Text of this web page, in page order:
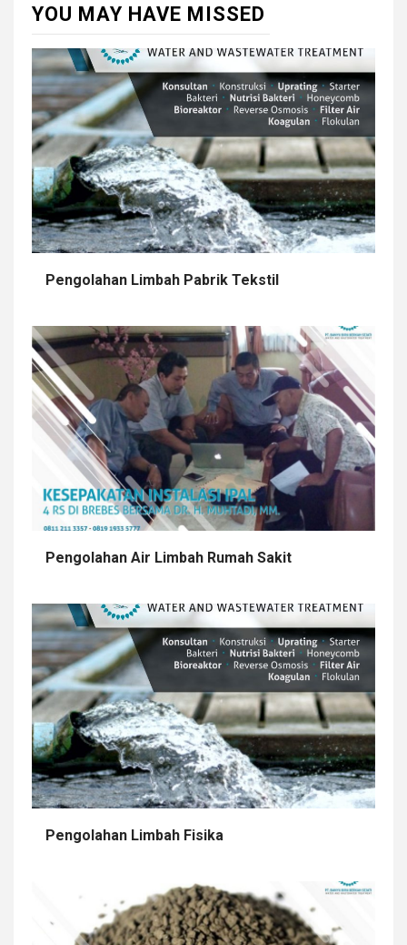
YOU MAY HAVE MISSED
Pengolahan Limbah Pabrik Tekstil
Pengolahan Air Limbah Rumah Sakit
Pengolahan Limbah Fisika